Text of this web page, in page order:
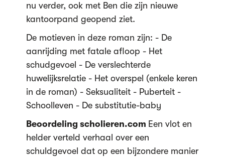
nu verder, ook met Ben die zijn nieuwe
kantoorpand geopend ziet.
De motieven in deze roman zijn: - De
aanrijding met fatale afloop - Het
schudgevoel - De verslechterde
huwelijksrelatie - Het overspel (enkele keren
in de roman) - Seksualiteit - Puberteit -
Schoolleven - De substitutie-baby
Beoordeling scholieren.com Een vlot en
helder verteld verhaal over een
schuldgevoel dat op een bijzondere manier